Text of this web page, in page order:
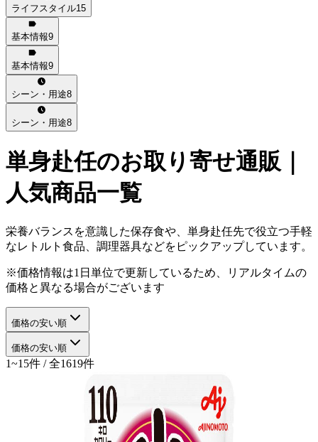
ライフスタイル15
基本情報9
基本情報9
シーン・用途8
シーン・用途8
単身赴任のお取り寄せ通販｜
人気商品一覧
栄養バランスを意識した保存食や、単身赴任先で役立つ手軽
なレトルト食品、調理器具などをピックアップしています。
※価格情報は1日単位で更新しているため、リアルタイムの
価格と異なる場合がございます
価格の安い順
価格の安い順
1~15件 / 全1619件